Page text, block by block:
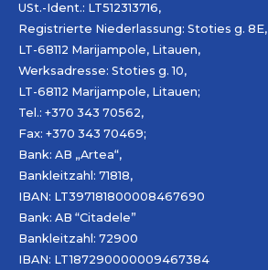
USt.-Ident.: LT512313716,
Registrierte Niederlassung: Stoties g. 8E,
LT-68112 Marijampole, Litauen,
Werksadresse: Stoties g. 10,
LT-68112 Marijampole, Litauen;
Tel.: +370 343 70562,
Fax: +370 343 70469;
Bank: AB „Artea“,
Bankleitzahl: 71818,
IBAN: LT397181800008467690
Bank: AB “Citadele”
Bankleitzahl: 72900
IBAN: LT187290000009467384